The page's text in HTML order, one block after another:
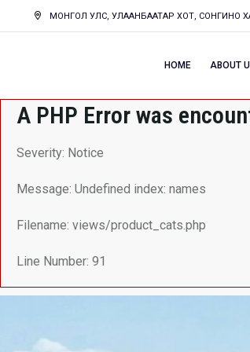
МОНГОЛ УЛС, УЛААНБААТАР ХОТ, СОНГИНО
HOME ABOUT
A PHP Error was
Severity: Notice
Message: Undefined index: names
Filename: views/product_cats.php
Line Number: 91